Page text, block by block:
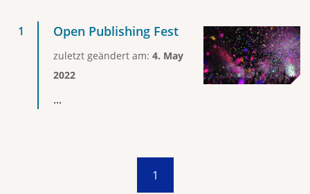
Open Publishing Fest
zuletzt geändert am: 4. May
2022
...
1